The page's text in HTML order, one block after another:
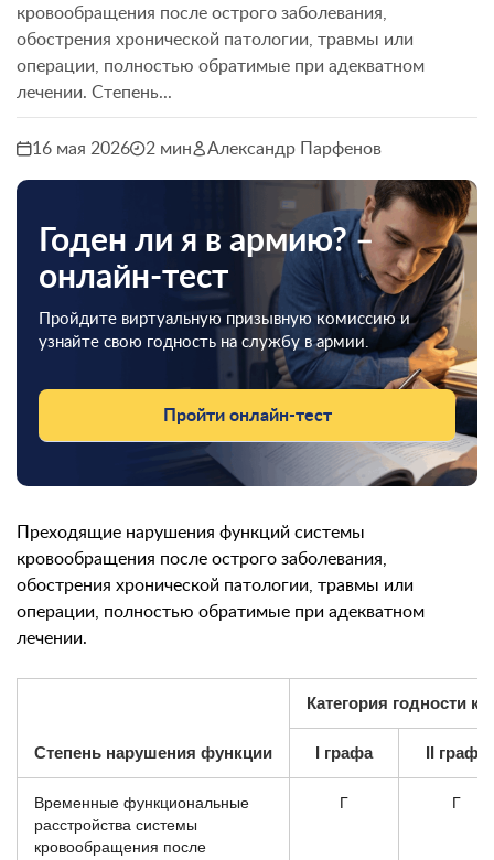
кровообращения после острого заболевания,
обострения хронической патологии, травмы или
операции, полностью обратимые при адекватном
лечении. Степень...
16 мая 2026 2 мин Александр Парфенов
Годен ли я в армию? –
онлайн-тест
Пройдите виртуальную призывную комиссию и
узнайте свою годность на службу в армии.
Пройти онлайн-тест
Преходящие нарушения функций системы
кровообращения после острого заболевания,
обострения хронической патологии, травмы или
операции, полностью обратимые при адекватном
лечении.
Степень нарушения функции
Категория годности к
I графа II графа
Временные функциональные
расстройства системы
кровообращения после
Г Г